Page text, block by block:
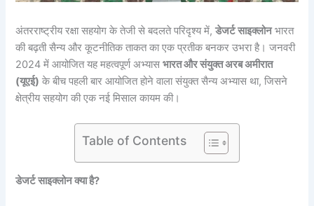
अंतरराष्ट्रीय रक्षा सहयोग के तेजी से बदलते परिदृश्य में,डेजर्ट साइक्लोनभारत
की बढ़ती सैन्य और कूटनीतिक ताकत का एक प्रतीक बनकर उभरा है। जनवरी
2024 में आयोजित यह महत्वपूर्ण अभ्यासभारत और संयुक्त अरब अमीरात
(यूएई) के बीच पहली बार आयोजित होने वाला संयुक्त सैन्य अभ्यास था, जिसने
क्षेत्रीय सहयोग की एक नई मिसाल कायम की।
Table of Contents
डेजर्ट साइक्लोन क्या है?